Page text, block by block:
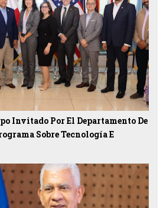
Invitado Por El Departamento De
Sobre Tecnología E